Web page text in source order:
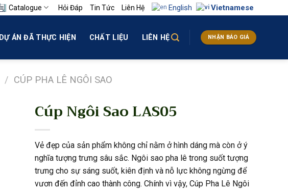
Catalogue Hỏi Đáp Tin Tức Liên Hệ English Vietnamese
DỰ ÁN ĐÃ THỰC HIỆN CHẤT LIỆU LIÊN HỆ NHẬN BÁO GIÁ
/ CÚP PHA LÊ NGÔI SAO
Cúp Ngôi Sao LAS05
Vẻ đẹp của sản phẩm không chỉ nằm ở hình dáng mà còn ở ý
nghĩa tượng trưng sâu sắc. Ngôi sao pha lê trong suốt tượng
trưng cho sự sáng suốt, kiên định và nỗ lực không ngừng để
vươn đến đỉnh cao thành công. Chính vì vậy, Cúp Pha Lê Ngôi